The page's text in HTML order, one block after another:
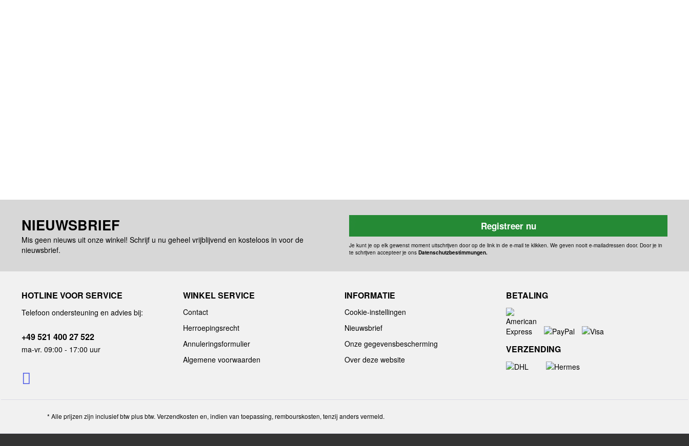
NIEUWSBRIEF
Mis geen nieuws uit onze winkel! Schrijf u nu geheel vrijblijvend en kosteloos in voor de
nieuwsbrief.
Registreer nu
Je kunt je op elk gewenst moment uitschrijven door op de link in de e-mail te klikken. We geven nooit e-mailadressen door. Door je in
te schrijven accepteer je onsDatenschutzbestimmungen.
HOTLINE VOOR SERVICE
Telefoon ondersteuning en advies bij:
+49 521 400 27 522
ma-vr. 09:00 - 17:00 uur
WINKEL SERVICE
Contact
Herroepingsrecht
Annuleringsformulier
Algemene voorwaarden
INFORMATIE
Cookie-instellingen
Nieuwsbrief
Onze gegevensbescherming
Over deze website
BETALING
VERZENDING
* Alle prijzen zijn inclusief btw plus btw. Verzendkosten en, indien van toepassing, rembourskosten, tenzij anders vermeld.